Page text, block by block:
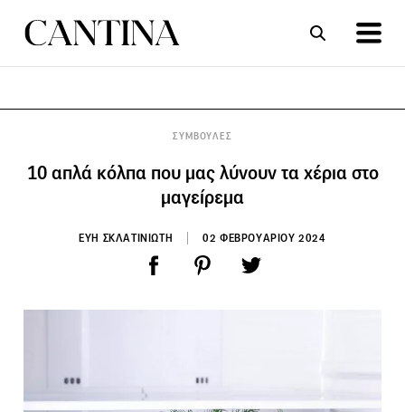
ΣΥΜΒΟΥΛΕΣ
10 απλά κόλπα που μας λύνουν τα χέρια στο
μαγείρεμα
ΕΥΗ ΣΚΛΑΤΙΝΙΩΤΗ 02 ΦΕΒΡΟΥΑΡΙΟΥ 2024